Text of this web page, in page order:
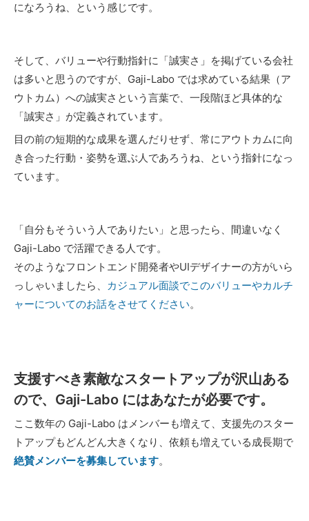
になろうね、という感じです。
そして、バリューや行動指針に「誠実さ」を掲げている会社
は多いと思うのですが、Gaji-Labo では求めている結果（ア
ウトカム）への誠実さという言葉で、一段階ほど具体的な
「誠実さ」が定義されています。
目の前の短期的な成果を選んだりせず、常にアウトカムに向
き合った行動・姿勢を選ぶ人であろうね、という指針になっ
ています。
「自分もそういう人でありたい」と思ったら、間違いなく
Gaji-Labo で活躍できる人です。
そのようなフロントエンド開発者やUIデザイナーの方がいら
っしゃいましたら、
カジュアル面談でこのバリューやカルチ
ャーについてのお話をさせてください。
支援すべき素敵なスタートアップが沢山ある
ので、Gaji-Labo にはあなたが必要です。
ここ数年の Gaji-Labo はメンバーも増えて、支援先のスター
トアップもどんどん大きくなり、依頼も増えている成長期で
絶賛メンバーを募集しています。